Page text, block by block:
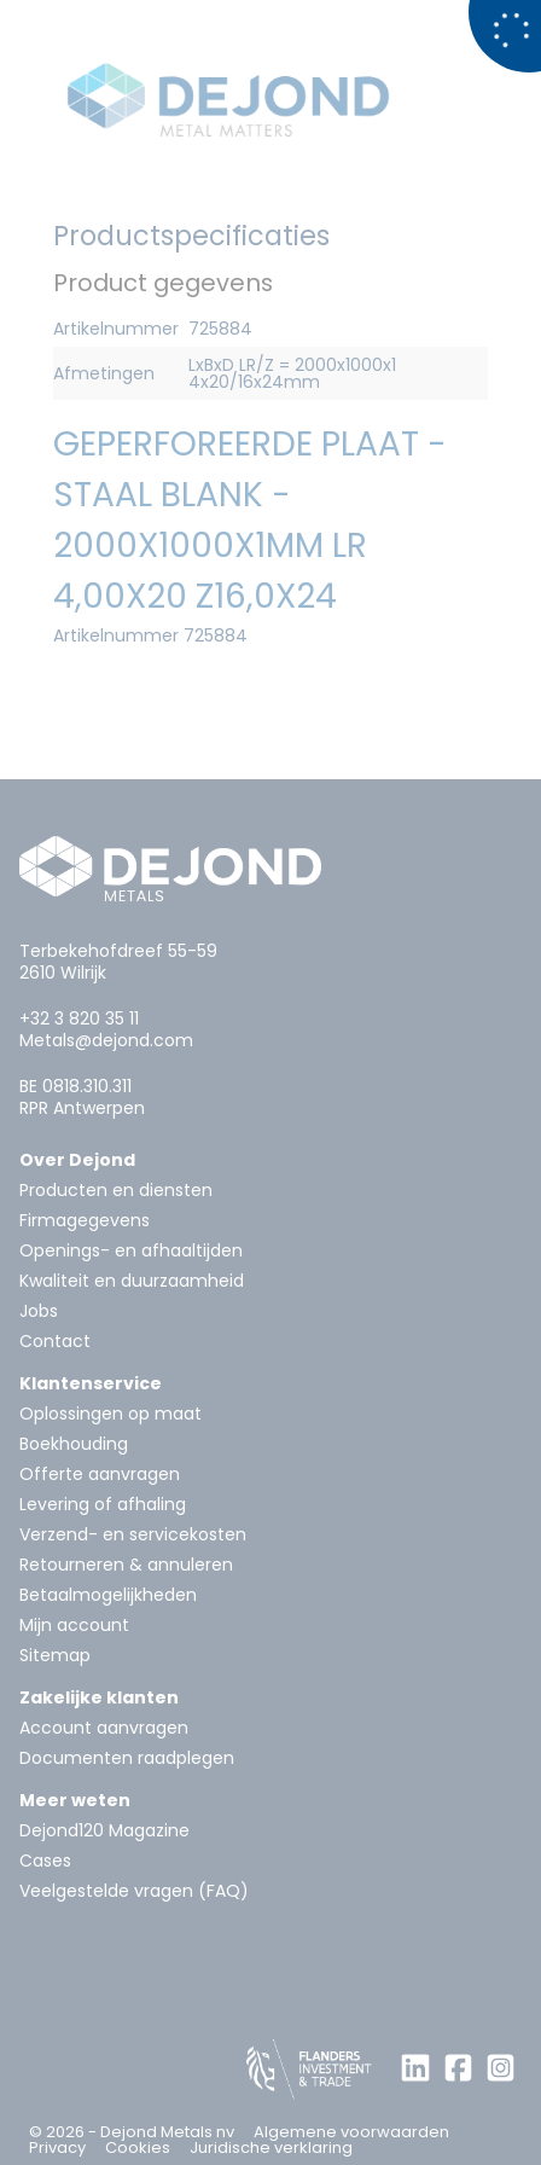
Productspecificaties
Product gegevens
Artikelnummer 725884
Afmetingen
LxBxD LR/Z = 2000x1000x1
4x20/16x24mm
GEPERFOREERDE PLAAT -
STAAL BLANK -
2000X1000X1MM LR
4,00X20 Z16,0X24
Artikelnummer 725884
Terbekehofdreef 55-59
2610 Wilrijk
+32 3 820 35 11
Metals@dejond.com
BE 0818.310.311
RPR Antwerpen
Over Dejond
Producten en diensten
Firmagegevens
Openings- en afhaaltijden
Kwaliteit en duurzaamheid
Jobs
Contact
Klantenservice
Oplossingen op maat
Boekhouding
Offerte aanvragen
Levering of afhaling
Verzend- en servicekosten
Retourneren & annuleren
Betaalmogelijkheden
Mijn account
Sitemap
Zakelijke klanten
Account aanvragen
Documenten raadplegen
Meer weten
Dejond120 Magazine
Cases
Veelgestelde vragen (FAQ)
© 2026 - Dejond Metals nv Algemene voorwaarden
Privacy Cookies Juridische verklaring